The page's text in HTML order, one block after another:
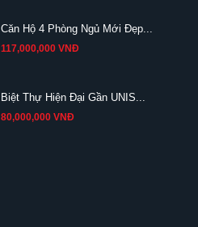
Căn Hộ 4 Phòng Ngủ Mới Đẹp...
117,000,000 VNĐ
Biệt Thự Hiện Đại Gần UNIS...
80,000,000 VNĐ